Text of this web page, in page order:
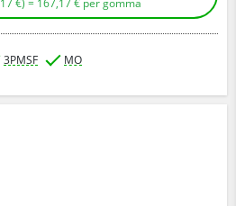
17€ ) = 167,17€ per gomma
3PMSF MO